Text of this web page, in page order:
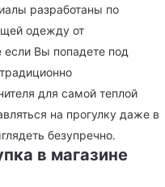
разработаны по
одежду от
если Вы попадете под
для самой теплой
на прогулку даже в
безупречно.
в магазине